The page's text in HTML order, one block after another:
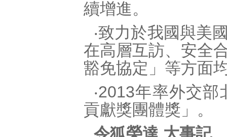
續增進。
‧致力於我國與美
在高層互訪、安全
豁免協定」等方面
‧2013年率外交
貢獻獎團體獎」。